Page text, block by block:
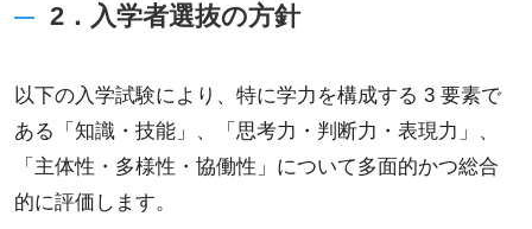
2．入学者選抜の方針
以下の入学試験により、特に学力を構成する 3 要素で
ある「知識・技能」、「思考力・判断力・表現力」、
「主体性・多様性・協働性」について多面的かつ総合
的に評価します。